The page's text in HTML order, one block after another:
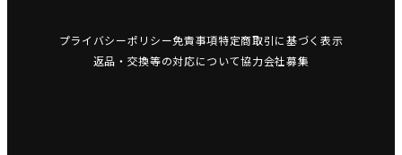
プライバシーポリシー免責事項特定商取引に基づく表示
返品・交換等の対応について協力会社募集